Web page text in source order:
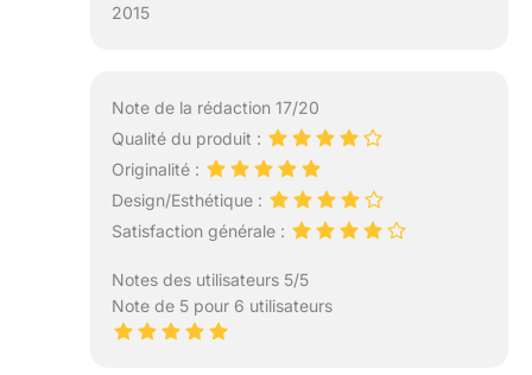
2015
Note de la rédaction 17/20
Qualité du produit :
Originalité :
Design/Esthétique :
Satisfaction générale :
Notes des utilisateurs 5/5
Note de 5 pour 6 utilisateurs